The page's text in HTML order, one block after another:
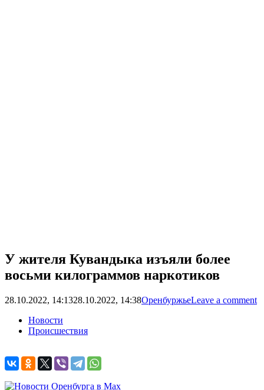
У жителя Кувандыка изъяли более
восьми килограммов наркотиков
28.10.2022, 14:1328.10.2022, 14:38ОренбуржьеLeave a comment
Новости
Происшествия